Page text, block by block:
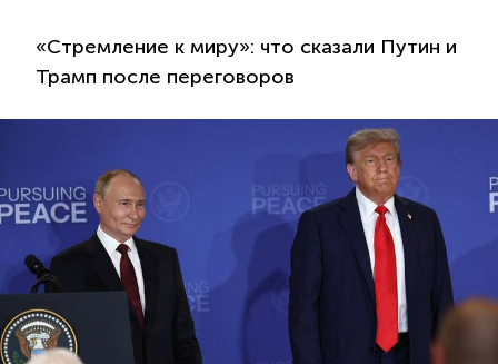
«Стремление к миру»: что сказали Путин и
Трамп после переговоров